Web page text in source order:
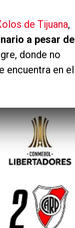
de Tijuana,
a pesar de
donde no
encuentra en el